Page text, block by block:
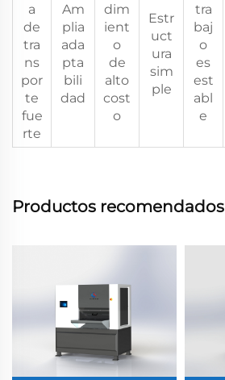
a
de
tra
ns
por
te
fue
rte
Am
plia
ada
pta
bili
dad
dim
ient
o
de
alto
cost
o
Estr
uct
ura
sim
ple
tra
baj
o
es
est
abl
e
Productos recomendados